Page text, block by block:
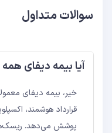
سوالات متداول
آیا بیمه دیفای
خیر، بیمه دیفای
قرارداد هوشمند،
پوشش می‌دهد.